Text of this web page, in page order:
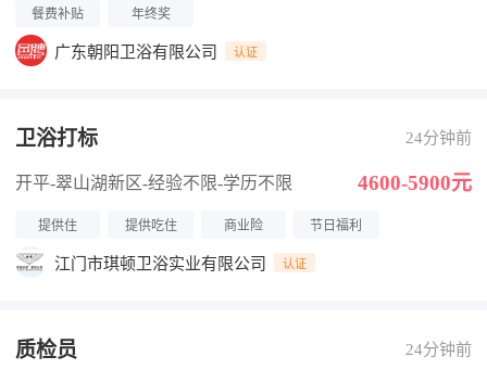
餐费补贴 年终奖
广东朝阳卫浴有限公司 认证
卫浴打标 24分钟前
开平-翠山湖新区-经验不限-学历不限 4600-5900元
提供住 提供吃住 商业险 节日福利
江门市琪顿卫浴实业有限公司 认证
质检员 24分钟前